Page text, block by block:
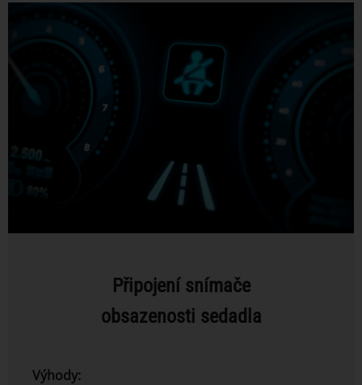
Připojení snímače
obsazenosti sedadla
Výhody: